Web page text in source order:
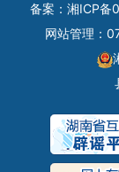
备案： 湘ICP备
网站管理：